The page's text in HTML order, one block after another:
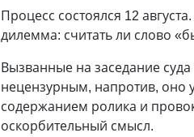
Процесс состоялся 12
дилемма: считать ли слово
Вызванные на заседание
нецензурным, напротив, оно
содержанием ролика и
оскорбительный смысл.